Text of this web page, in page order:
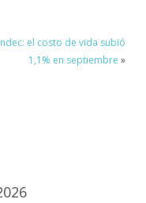
el costo de vida subió
1,1% en septiembre »